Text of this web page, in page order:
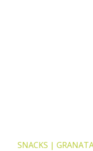
SNACKS |